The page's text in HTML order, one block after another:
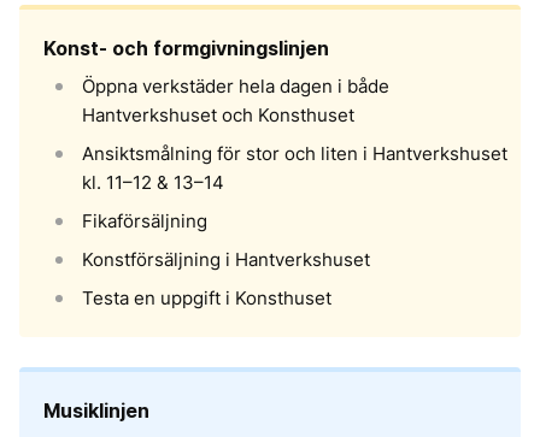
Konst- och formgivningslinjen
Öppna verkstäder hela dagen i både
Hantverkshuset och Konsthuset
Ansiktsmålning för stor och liten i Hantverkshuset
kl. 11–12 & 13–14
Fikaförsäljning
Konstförsäljning i Hantverkshuset
Testa en uppgift i Konsthuset
Musiklinjen